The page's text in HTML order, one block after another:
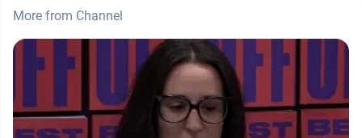
More from Channel